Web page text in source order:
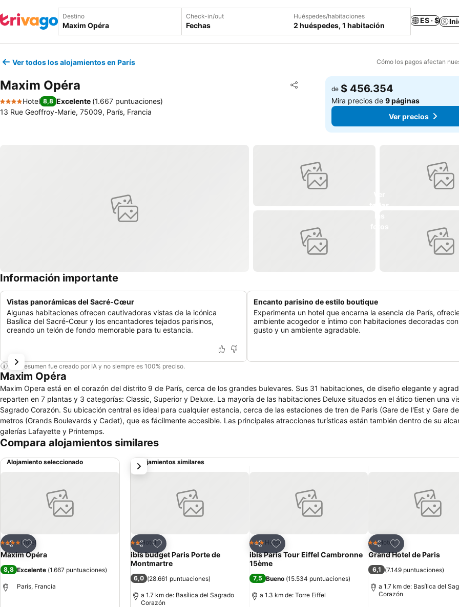
Destino Check-in/out
Fechas
Huéspedes/habitaciones
2 huéspedes, 1 habitación
ES · $
Ver todos los alojamientos en París Cómo los pagos afectan
Maxim Opéra Compartir
Agregar a favoritos
4 Estrellas
Hotel 8,8 Excelente (1.667 puntuaciones)
13 Rue Geoffroy-Marie, 75009, París, Francia
de $ 456.354
Mira precios de9 páginas
Ver precios
Información importante
Vistas panorámicas del Sacré-Cœur
Algunas habitaciones ofrecen cautivadoras vistas de la icónica
Basílica del Sacré-Cœur y los encantadores tejados parisinos,
creando un telón de fondo memorable para tu estancia.
Encanto parisino de estilo boutique
Experimenta un hotel que encarna la esencia de París,
ambiente acogedor e íntimo con habitaciones decoradas
gusto y un ambiente agradable.
Este resumen fue creado por IA y no siempre es 100% preciso.
Maxim Opéra
Maxim Opera está en el corazón del distrito 9 de París, cerca de los grandes bulevares. Sus 31 habitaciones, de diseño elegante y
reparten en 7 plantas y 3 categorías: Classic, Superior y Deluxe. La mayoría de las habitaciones Deluxe situados en el ático tienen una
Sagrado Corazón. Su ubicación central es ideal para cualquier estancia, cerca de las estaciones de tren de París (Gare de l'Est y Gare
metros (Grands Boulevards y Cadet), que es fácilmente accesible. Las principales atracciones turísticas están también dentro de su
galerías Lafayette y Printemps.
Compara alojamientos similares
Alojamiento seleccionado
Compartir
Agregar a favoritos
4 EstrellasHotel
Maxim Opéra
8,8 Excelente (1.667 puntuaciones)
París, Francia
Alojamientos similares
Compartir
Agregar a favoritos
2 Estrellas
Hotel
ibis budget Paris Porte de
Montmartre
6,0 (28.661 puntuaciones)
a 1.7 km de: Basílica del Sagrado
Corazón
Compartir
Agregar a favoritos
3 Estrellas
Hotel
ibis Paris Tour Eiffel Cambronne
15ème
7,5 Bueno (15.534 puntuaciones)
a 1.3 km de: Torre Eiffel
Compartir
Agregar a
2 Estrellas
Hotel
Grand Hotel de Paris
6,1 (7.149 puntuaciones)
a 1.7 km de: Basílica del
Corazón
siguiente